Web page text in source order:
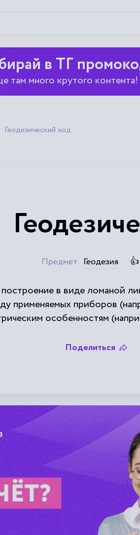
в ТГ
там много крутого контента!
Геодезический ход
Предмет Геодезия
в виде ломаной
применяемых приборов
особенностям
Поделиться